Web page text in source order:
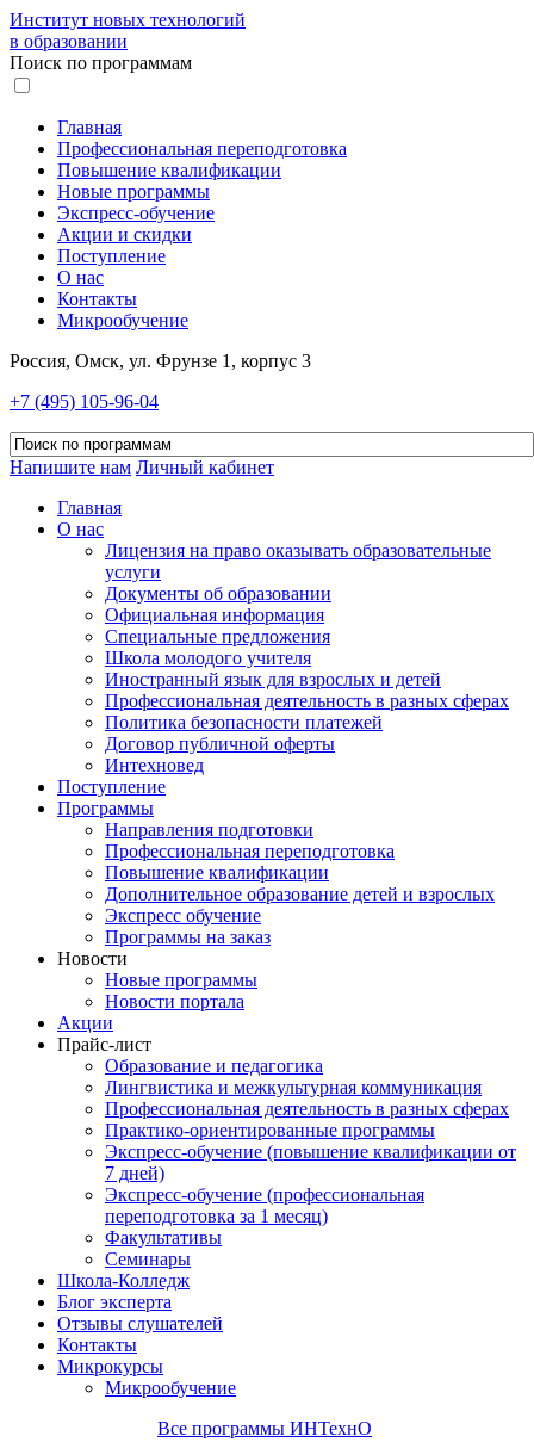
Институт новых технологий
в образовании
Поиск по программам
Главная
Профессиональная переподготовка
Повышение квалификации
Новые программы
Экспресс-обучение
Акции и скидки
Поступление
О нас
Контакты
Микрообучение
Россия, Омск, ул. Фрунзе 1, корпус 3
+7 (495) 105-96-04
Напишите нам Личный кабинет
Главная
О нас
Лицензия на право оказывать образовательные
услуги
Документы об образовании
Официальная информация
Специальные предложения
Школа молодого учителя
Иностранный язык для взрослых и детей
Профессиональная деятельность в разных сферах
Политика безопасности платежей
Договор публичной оферты
Интехновед
Поступление
Программы
Направления подготовки
Профессиональная переподготовка
Повышение квалификации
Дополнительное образование детей и взрослых
Экспресс обучение
Программы на заказ
Новости
Новые программы
Новости портала
Акции
Прайс-лист
Образование и педагогика
Лингвистика и межкультурная коммуникация
Профессиональная деятельность в разных сферах
Практико-ориентированные программы
Экспресс-обучение (повышение квалификации от
7 дней)
Экспресс-обучение (профессиональная
переподготовка за 1 месяц)
Факультативы
Семинары
Школа-Колледж
Блог эксперта
Отзывы слушателей
Контакты
Микрокурсы
Микрообучение
Все программы ИНТехнО